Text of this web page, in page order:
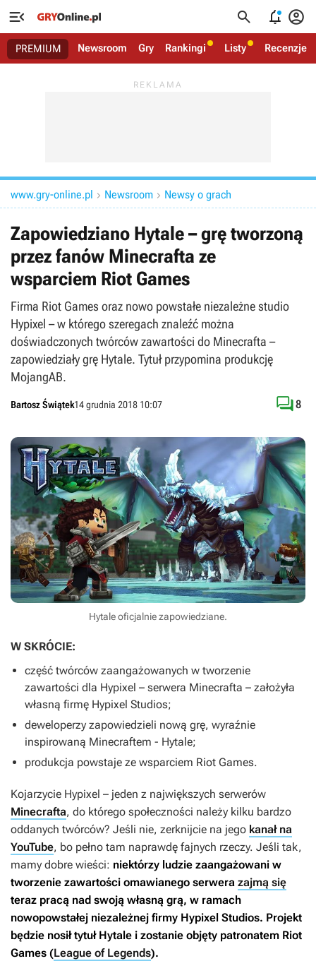
   
PREMIUM Newsroom Gry Rankingi Listy Recenzje
www.gry-online.pl  Newsroom  Newsy o grach
Zapowiedziano Hytale – grę tworzoną
przez fanów Minecrafta ze
wsparciem Riot Games
Firma Riot Games oraz nowo powstałe niezależne studio
Hypixel – w którego szeregach znaleźć można
doświadczonych twórców zawartości do Minecrafta –
zapowiedziały grę Hytale. Tytuł przypomina produkcję
MojangAB.
Bartosz Świątek14 grudnia 2018 10:07 8
Hytale oficjalnie zapowiedziane.
W SKRÓCIE:
część twórców zaangażowanych w tworzenie
zawartości dla Hypixel – serwera Minecrafta – założyła
własną firmę Hypixel Studios;
deweloperzy zapowiedzieli nową grę, wyraźnie
inspirowaną Minecraftem - Hytale;
produkcja powstaje ze wsparciem Riot Games.
Kojarzycie Hypixel – jeden z największych serwerów
Minecrafta, do którego społeczności należy kilku bardzo
oddanych twórców? Jeśli nie, zerknijcie na jego kanał na
YouTube, bo pełno tam naprawdę fajnych rzeczy. Jeśli tak,
mamy dobre wieści: niektórzy ludzie zaangażowani w
tworzenie zawartości omawianego serwera zajmą się
teraz pracą nad swoją własną grą, w ramach
nowopowstałej niezależnej firmy Hypixel Studios. Projekt
będzie nosił tytuł Hytale i zostanie objęty patronatem Riot
Games (League of Legends).